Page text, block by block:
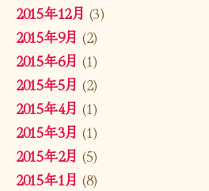
2015年12月 (3)
2015年9月 (2)
2015年6月 (1)
2015年5月 (2)
2015年4月 (1)
2015年3月 (1)
2015年2月 (5)
2015年1月 (8)